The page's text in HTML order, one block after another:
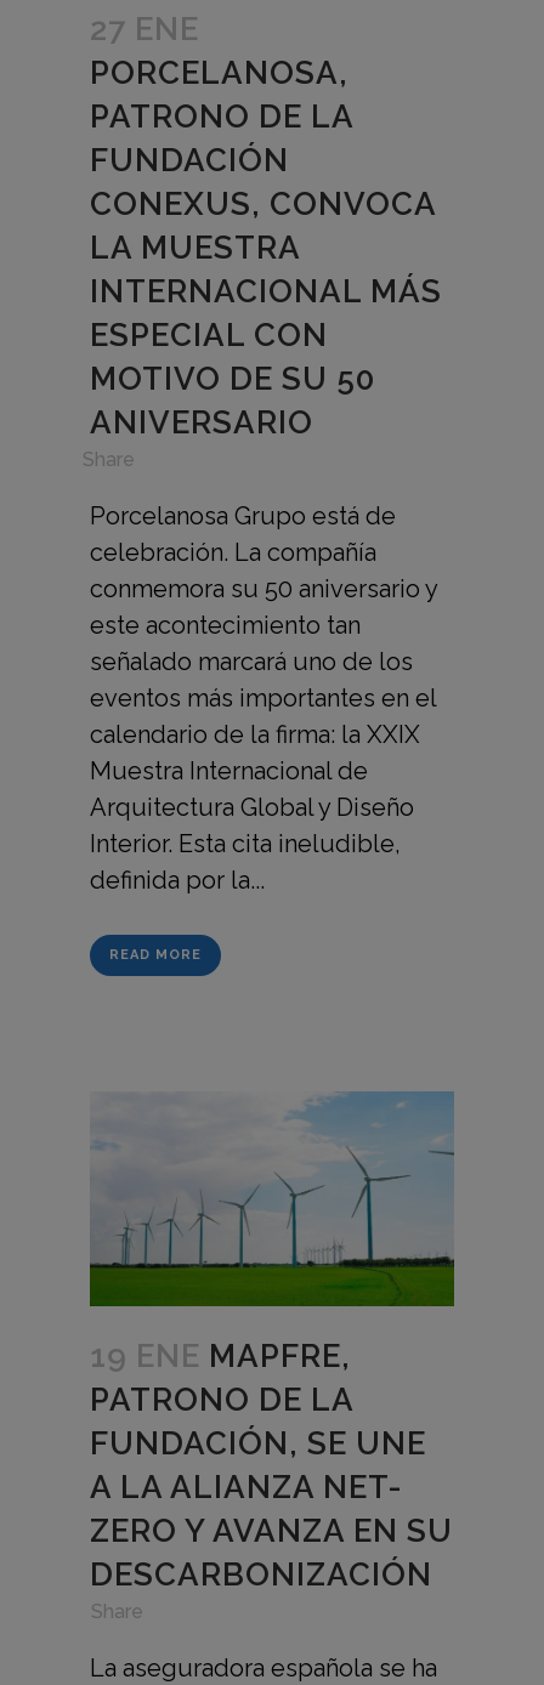
27 ENE
PORCELANOSA,
PATRONO DE LA
FUNDACIÓN
CONEXUS, CONVOCA
LA MUESTRA
INTERNACIONAL MÁS
ESPECIAL CON
MOTIVO DE SU 50
ANIVERSARIO
Share
Porcelanosa Grupo está de
celebración. La compañía
conmemora su 50 aniversario y
este acontecimiento tan
señalado marcará uno de los
eventos más importantes en el
calendario de la firma: la XXIX
Muestra Internacional de
Arquitectura Global y Diseño
Interior. Esta cita ineludible,
definida por la...
READ MORE
19 ENE MAPFRE,
PATRONO DE LA
FUNDACIÓN, SE UNE
A LA ALIANZA NET-
ZERO Y AVANZA EN SU
DESCARBONIZACIÓN
Share
La aseguradora española se ha